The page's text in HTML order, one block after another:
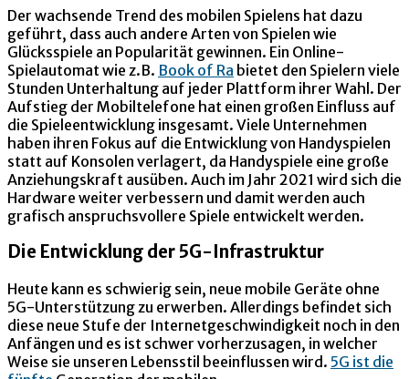
Der wachsende Trend des mobilen Spielens hat dazu
geführt, dass auch andere Arten von Spielen wie
Glücksspiele an Popularität gewinnen. Ein Online-
Spielautomat wie z.B. Book of Ra bietet den Spielern viele
Stunden Unterhaltung auf jeder Plattform ihrer Wahl. Der
Aufstieg der Mobiltelefone hat einen großen Einfluss auf
die Spieleentwicklung insgesamt. Viele Unternehmen
haben ihren Fokus auf die Entwicklung von Handyspielen
statt auf Konsolen verlagert, da Handyspiele eine große
Anziehungskraft ausüben. Auch im Jahr 2021 wird sich die
Hardware weiter verbessern und damit werden auch
grafisch anspruchsvollere Spiele entwickelt werden.
Die Entwicklung der 5G-Infrastruktur
Heute kann es schwierig sein, neue mobile Geräte ohne
5G-Unterstützung zu erwerben. Allerdings befindet sich
diese neue Stufe der Internetgeschwindigkeit noch in den
Anfängen und es ist schwer vorherzusagen, in welcher
Weise sie unseren Lebensstil beeinflussen wird. 5G ist die